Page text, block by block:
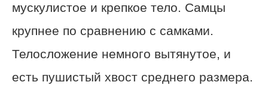
мускулистое и крепкое тело. Самцы
крупнее по сравнению с самками.
Телосложение немного вытянутое, и
есть пушистый хвост среднего размера.